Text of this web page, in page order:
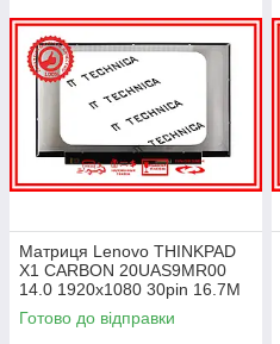
Матриця Lenovo THINKPAD
X1 CARBON 20UAS9MR00
14.0 1920x1080 30pin 16.7M
45% NTSC 300 cd/m² для
ноутбука
Готово до відправки